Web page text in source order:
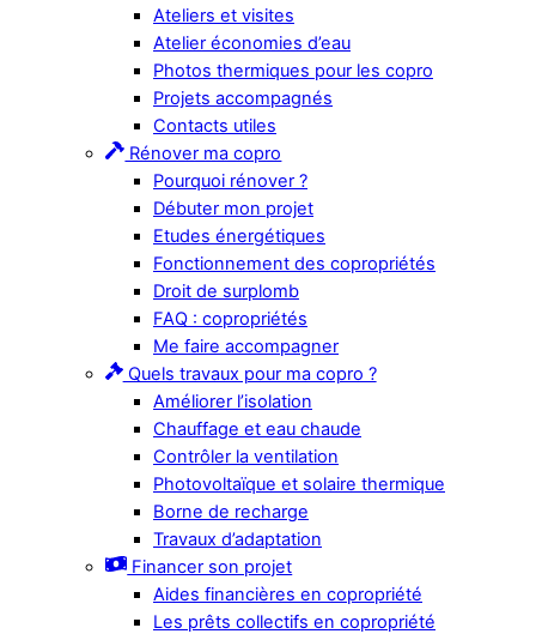
Ateliers et visites
Atelier économies d’eau
Photos thermiques pour les copro
Projets accompagnés
Contacts utiles
Rénover ma copro
Pourquoi rénover ?
Débuter mon projet
Etudes énergétiques
Fonctionnement des copropriétés
Droit de surplomb
FAQ : copropriétés
Me faire accompagner
Quels travaux pour ma copro ?
Améliorer l’isolation
Chauffage et eau chaude
Contrôler la ventilation
Photovoltaïque et solaire thermique
Borne de recharge
Travaux d’adaptation
Financer son projet
Aides financières en copropriété
Les prêts collectifs en copropriété